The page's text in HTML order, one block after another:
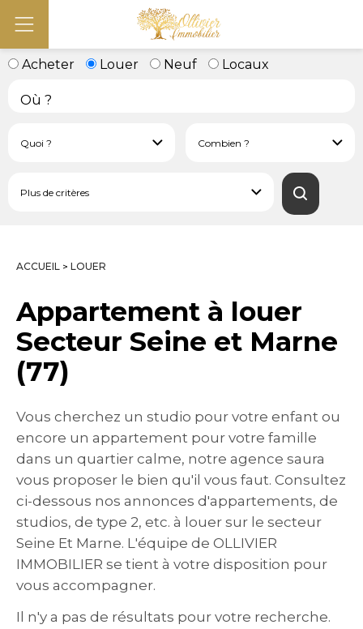
Acheter Louer Neuf Locaux
ACCUEIL > LOUER
Appartement à louer
Secteur Seine et Marne
(77)
Vous cherchez un studio pour votre enfant ou
encore un appartement pour votre famille
dans un quartier calme, notre agence saura
vous proposer le bien qu'il vous faut. Consultez
ci-dessous nos annonces d'appartements, de
studios, de type 2, etc. à louer sur le secteur
Seine Et Marne. L'équipe de OLLIVIER
IMMOBILIER se tient à votre disposition pour
vous accompagner.
Il n'y a pas de résultats pour votre recherche.